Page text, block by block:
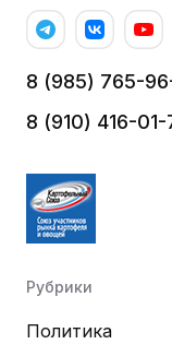
8 (985) 765-
8 (910) 416-01-
Рубрики
Политика